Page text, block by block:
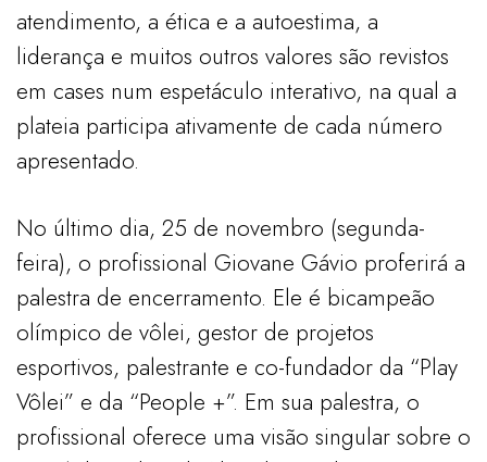
atendimento, a ética e a autoestima, a
liderança e muitos outros valores são revistos
em cases num espetáculo interativo, na qual a
plateia participa ativamente de cada número
apresentado.
No último dia, 25 de novembro (segunda-
feira), o profissional Giovane Gávio proferirá a
palestra de encerramento. Ele é bicampeão
olímpico de vôlei, gestor de projetos
esportivos, palestrante e co-fundador da “Play
Vôlei” e da “People +”. Em sua palestra, o
profissional oferece uma visão singular sobre o